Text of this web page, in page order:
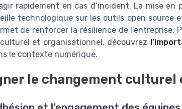
rapidement en cas d’incident. La mise en
technologique sur les outils open source
de renforcer la résilience de l’entreprise.
et organisationnel, découvrez
le contexte numérique.
le changement